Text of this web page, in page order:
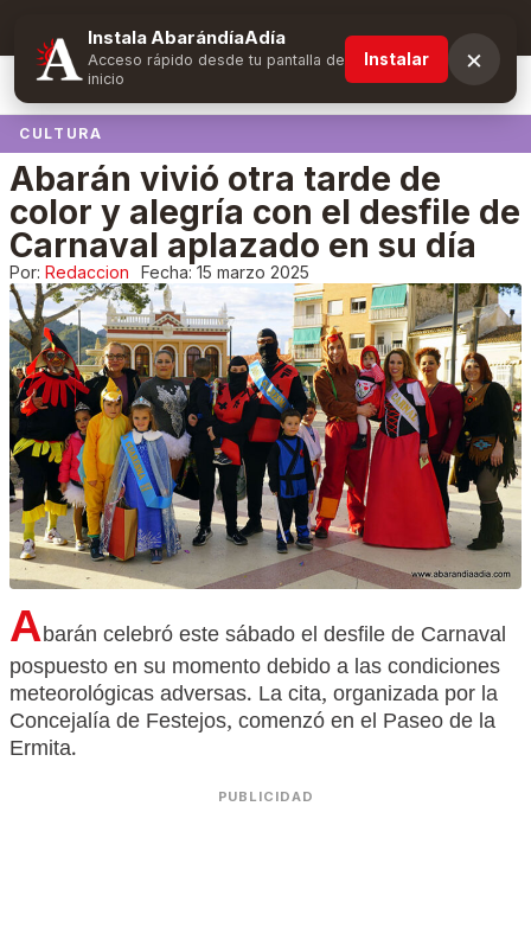
Suscríbete y obtén ventajas exclusivas
CULTURA
Abarán vivió otra tarde de
color y alegría con el desfile de
Carnaval aplazado en su día
Por: Redaccion Fecha: 15 marzo 2025
Abarán celebró este sábado el desfile de Carnaval
pospuesto en su momento debido a las condiciones
meteorológicas adversas. La cita, organizada por la
Concejalía de Festejos, comenzó en el Paseo de la
Ermita.
PUBLICIDAD
Instala AbarándíaAdía
Acceso rápido desde tu pantalla de
inicio
Instalar ×